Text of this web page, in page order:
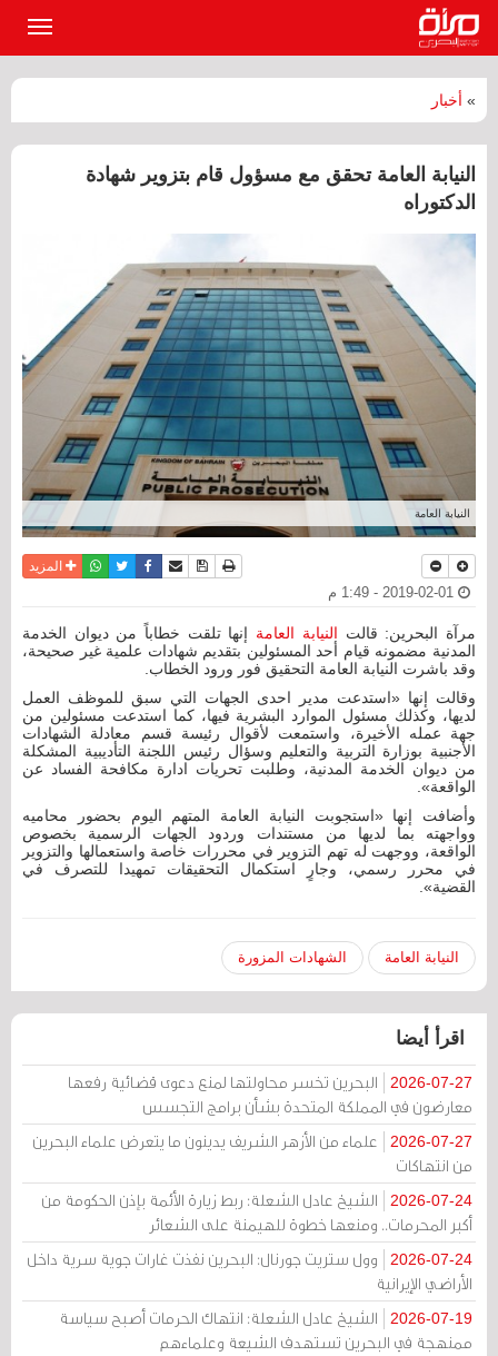
» أخبار
النيابة العامة تحقق مع مسؤول قام بتزوير شهادة
الدكتوراه
النيابة العامة
نسخة للطباعة
حفظ الموضوع
أرسل الى صديق
فيسبوكتويترواتسابالمزيد
مرآة البحرين: قالت النيابة العامة إنها تلقت خطاباً من ديوان الخدمة
المدنية مضمونه قيام أحد المسئولين بتقديم شهادات علمية غير صحيحة،
وقد باشرت النيابة العامة التحقيق فور ورود الخطاب.
وقالت إنها «استدعت مدير احدى الجهات التي سبق للموظف العمل
لديها، وكذلك مسئول الموارد البشرية فيها، كما استدعت مسئولين من
جهة عمله الأخيرة، واستمعت لأقوال رئيسة قسم معادلة الشهادات
الأجنبية بوزارة التربية والتعليم وسؤال رئيس اللجنة التأديبية المشكلة
من ديوان الخدمة المدنية، وطلبت تحريات ادارة مكافحة الفساد عن
الواقعة».
وأضافت إنها «استجوبت النيابة العامة المتهم اليوم بحضور محاميه
وواجهته بما لديها من مستندات وردود الجهات الرسمية بخصوص
الواقعة، ووجهت له تهم التزوير في محررات خاصة واستعمالها والتزوير
في محرر رسمي، وجارٍ استكمال التحقيقات تمهيدا للتصرف في
القضية».
النيابة العامة الشهادات المزورة
اقرأ أيضا
2026-07-27
البحرين تخسر محاولتها لمنع دعوى قضائية رفعها
معارضون في المملكة المتحدة بشأن برامج التجسس
2026-07-27
علماء من الأزهر الشريف يدينون ما يتعرض علماء البحرين
من انتهاكات
2026-07-24
الشيخ عادل الشعلة: ربط زيارة الأئمة بإذن الحكومة من
أكبر المحرمات.. ومنعها خطوة للهيمنة على الشعائر
2026-07-24
وول ستريت جورنال: البحرين نفذت غارات جوية سرية داخل
الأراضي الإيرانية
2026-07-19
الشيخ عادل الشعلة: انتهاك الحرمات أصبح سياسة
ممنهجة في البحرين تستهدف الشيعة وعلماءهم